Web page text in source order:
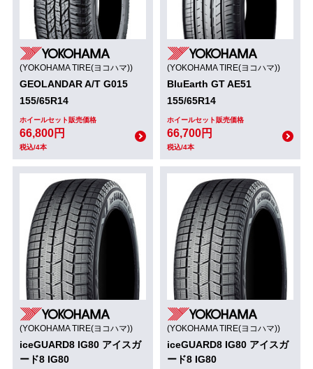
(YOKOHAMA TIRE(ヨコハマ))
GEOLANDAR A/T G015
155/65R14
ホイールセット販売価格
66,800円
税込/4本
(YOKOHAMA TIRE(ヨコハマ))
BluEarth GT AE51
155/65R14
ホイールセット販売価格
66,700円
税込/4本
(YOKOHAMA TIRE(ヨコハマ))
iceGUARD8 IG80 アイスガ
ード8 IG80
(YOKOHAMA TIRE(ヨコハマ))
iceGUARD8 IG80 アイスガ
ード8 IG80